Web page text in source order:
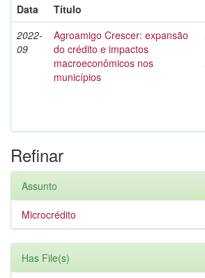
Data
Título
2022-
09
Agroamigo Crescer: expansão
do crédito e impactos
macroeconômicos nos
municípios
Refinar
Assunto
Microcrédito
Has File(s)